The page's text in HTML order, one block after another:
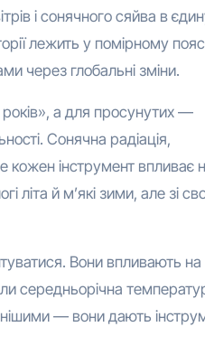
і сонячного сяйва в
лежить у помірному
через глобальні зміни.
років», а для просунутих —
Сонячна радіація,
кожен інструмент впливає
літа й м’які зими, але зі
Вони впливають на
середньорічна
— вони дають